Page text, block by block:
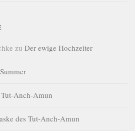
zu Der ewige Hochzeiter
Anch-Amun
des Tut-Anch-Amun